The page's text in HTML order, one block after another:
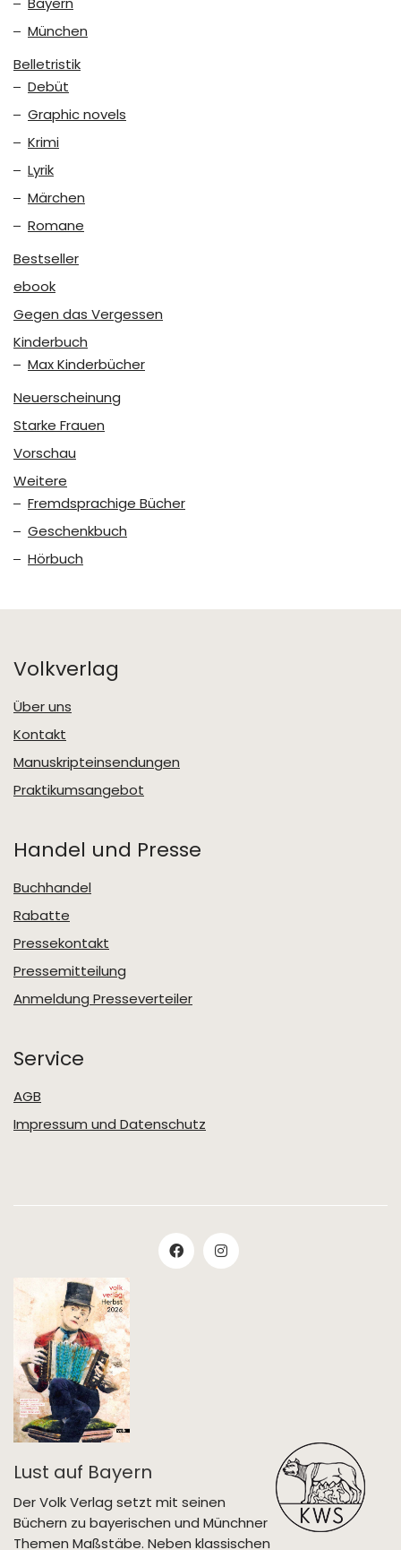
München
Belletristik
Debüt
Graphic novels
Krimi
Lyrik
Märchen
Romane
Bestseller
ebook
Gegen das Vergessen
Kinderbuch
Max Kinderbücher
Neuerscheinung
Starke Frauen
Vorschau
Weitere
Fremdsprachige Bücher
Geschenkbuch
Hörbuch
Volkverlag
Über uns
Kontakt
Manuskripteinsendungen
Praktikumsangebot
Handel und Presse
Buchhandel
Rabatte
Pressekontakt
Pressemitteilung
Anmeldung Presseverteiler
Service
AGB
Impressum und Datenschutz
Lust auf Bayern
Der Volk Verlag setzt mit seinen
Büchern zu bayerischen und Münchner
Themen Maßstäbe. Neben klassischen